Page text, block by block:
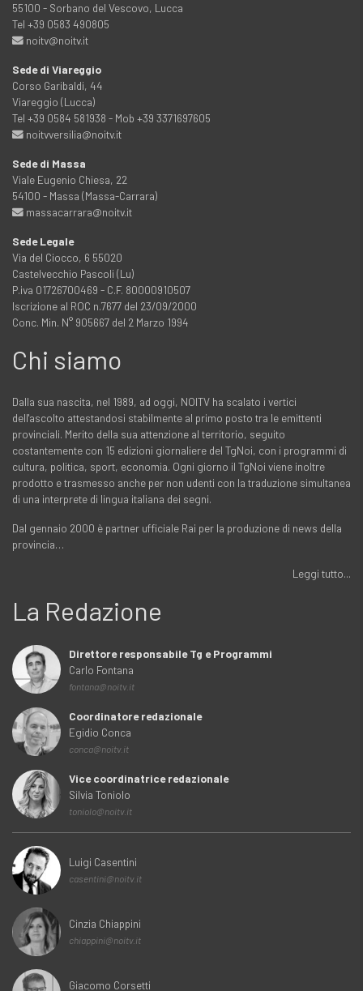
55100 - Sorbano del Vescovo, Lucca
Tel +39 0583 490805
noitv@noitv.it
Sede di Viareggio
Corso Garibaldi, 44
Viareggio (Lucca)
Tel +39 0584 581938 - Mob +39 3371697605
noitvversilia@noitv.it
Sede di Massa
Viale Eugenio Chiesa, 22
54100 - Massa (Massa-Carrara)
massacarrara@noitv.it
Sede Legale
Via del Ciocco, 6 55020
Castelvecchio Pascoli (Lu)
P.iva 01726700469 - C.F. 80000910507
Iscrizione al ROC n.7677 del 23/09/2000
Conc. Min. N° 905667 del 2 Marzo 1994
Chi siamo
Dalla sua nascita, nel 1989, ad oggi, NOITV ha scalato i vertici
dell'ascolto attestandosi stabilmente al primo posto tra le emittenti
provinciali. Merito della sua attenzione al territorio, seguito
costantemente con 15 edizioni giornaliere del TgNoi, con i programmi di
cultura, politica, sport, economia. Ogni giorno il TgNoi viene inoltre
prodotto e trasmesso anche per non udenti con la traduzione simultanea
di una interprete di lingua italiana dei segni.
Dal gennaio 2000 è partner ufficiale Rai per la produzione di news della
provincia…
Leggi tutto...
La Redazione
Direttore responsabile Tg e Programmi
Carlo Fontana
fontana@noitv.it
Coordinatore redazionale
Egidio Conca
conca@noitv.it
Vice coordinatrice redazionale
Silvia Toniolo
toniolo@noitv.it
Luigi Casentini
casentini@noitv.it
Cinzia Chiappini
chiappini@noitv.it
Giacomo Corsetti